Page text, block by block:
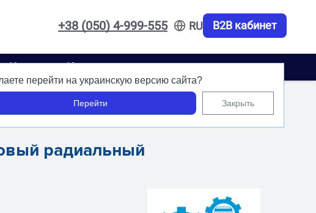
+38 (050) 4-999-555 RU B2B кабинет
КонтактыКарьера
перейти на украинскую версию сайта?
Перейти Закрыть
радиальный